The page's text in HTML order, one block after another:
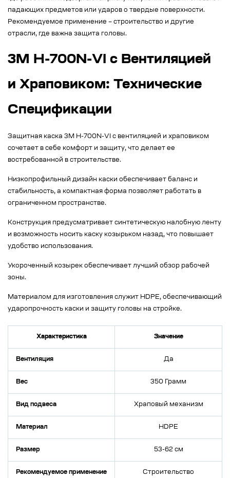
падающих предметов или ударов о твердые поверхности.
Рекомендуемое применение – строительство и другие
отрасли, где важна защита головы.
3M H-700N-VI с Вентиляцией
и Храповиком: Технические
Спецификации
Защитная каска 3M H-700N-VI с вентиляцией и храповиком
сочетает в себе комфорт и защиту, что делает ее
востребованной в строительстве.
Низкопрофильный дизайн каски обеспечивает баланс и
стабильность, а компактная форма позволяет работать в
ограниченном пространстве.
Конструкция предусматривает синтетическую налобную ленту
и возможность носить каску козырьком назад, что повышает
удобство использования.
Укороченный козырек обеспечивает лучший обзор рабочей
зоны.
Материалом для изготовления служит HDPE, обеспечивающий
ударопрочность каски и защиту головы на стройке.
Характеристика Значение
Вентиляция Да
Вес 350 Грамм
Вид подвеса Храповый механизм
Материал HDPE
Размер 53-62 см
Рекомендуемое применение Строительство